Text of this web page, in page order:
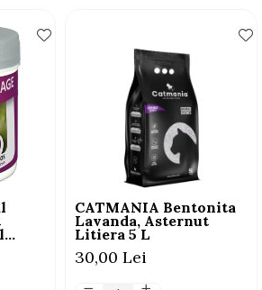
CATMANIA Bentonita
Lavanda, Asternut
Litiera 5 L
30,00 Lei